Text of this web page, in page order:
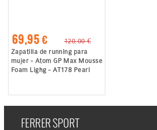
69,95 €
120,00 €
Zapatilla de running para
mujer - Atom GP Max Mousse
Foam Lighg - AT178 Pearl
FERRER SPORT